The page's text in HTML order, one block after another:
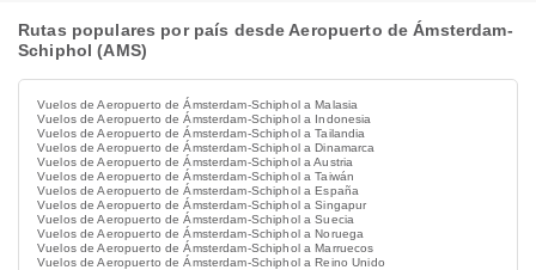
Rutas populares por país desde Aeropuerto de Ámsterdam-
Schiphol (AMS)
Vuelos de Aeropuerto de Ámsterdam-Schiphol a Malasia
Vuelos de Aeropuerto de Ámsterdam-Schiphol a Indonesia
Vuelos de Aeropuerto de Ámsterdam-Schiphol a Tailandia
Vuelos de Aeropuerto de Ámsterdam-Schiphol a Dinamarca
Vuelos de Aeropuerto de Ámsterdam-Schiphol a Austria
Vuelos de Aeropuerto de Ámsterdam-Schiphol a Taiwán
Vuelos de Aeropuerto de Ámsterdam-Schiphol a España
Vuelos de Aeropuerto de Ámsterdam-Schiphol a Singapur
Vuelos de Aeropuerto de Ámsterdam-Schiphol a Suecia
Vuelos de Aeropuerto de Ámsterdam-Schiphol a Noruega
Vuelos de Aeropuerto de Ámsterdam-Schiphol a Marruecos
Vuelos de Aeropuerto de Ámsterdam-Schiphol a Reino Unido